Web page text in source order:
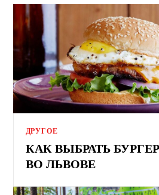
ДРУГОЕ
КАК ВЫБРАТЬ
ВО ЛЬВОВЕ